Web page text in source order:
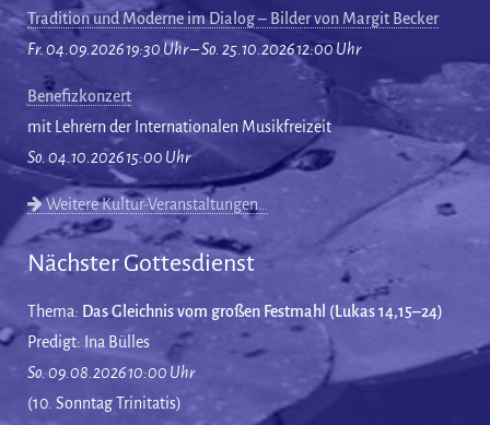
Tradition und Moderne im Dialog – Bilder von Margit Becker
Fr. 04.09.2026 19:30 Uhr – So. 25.10.2026 12:00 Uhr
Benefizkonzert
mit Lehrern der Internationalen Musikfreizeit
So. 04.10.2026 15:00 Uhr
Weitere Kultur-Veranstaltungen…
Nächster Gottesdienst
Thema: Das Gleichnis vom großen Festmahl (Lukas 14,15–24)
Predigt: Ina Bülles
So. 09.08.2026 10:00 Uhr
(10. Sonntag Trinitatis)